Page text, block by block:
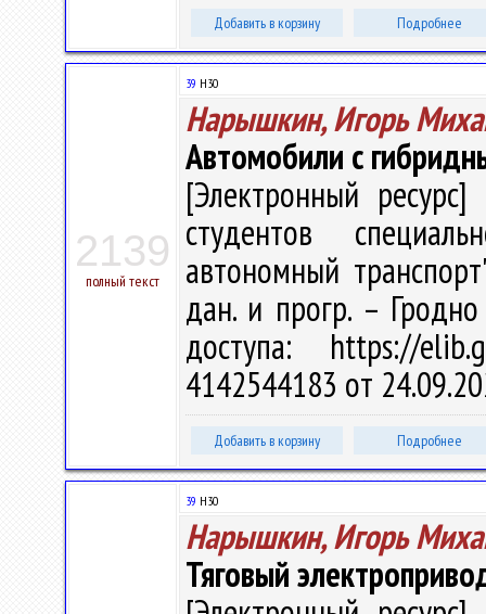
Добавить в корзину Подробнее
2139
полный текст
39 Н30
Нарышкин, Игорь
Автомобили с
[Электронный
студентов
автономный
дан. и прогр. –
доступа: https://
4142544183 от
Добавить в корзину Подробнее
39 Н30
Нарышкин, Игорь
Тяговый